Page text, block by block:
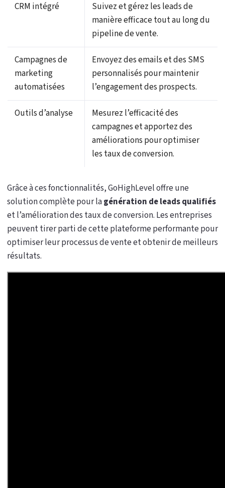
CRM intégré
Suivez et gérez les leads de
manière efficace tout au long du
pipeline de vente.
Campagnes de
marketing
automatisées
Envoyez des emails et des SMS
personnalisés pour maintenir
l’engagement des prospects.
Outils d’analyse
Mesurez l’efficacité des
campagnes et apportez des
améliorations pour optimiser
les taux de conversion.
Grâce à ces fonctionnalités, GoHighLevel offre une
solution complète pour lagénération de leads qualifiés
et l’amélioration des taux de conversion. Les entreprises
peuvent tirer parti de cette plateforme performante pour
optimiser leur processus de vente et obtenir de meilleurs
résultats.